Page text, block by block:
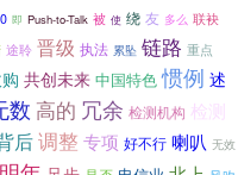
即 Push-to-Talk 被 使 绕 友 多么 联袂
途聆 晋级 执法 累坠 链路 重点
共创未来 中国特色 惯例 述
数 高的 冗余 检测机构 检测
后调整 专项 好不行 喇叭 无效